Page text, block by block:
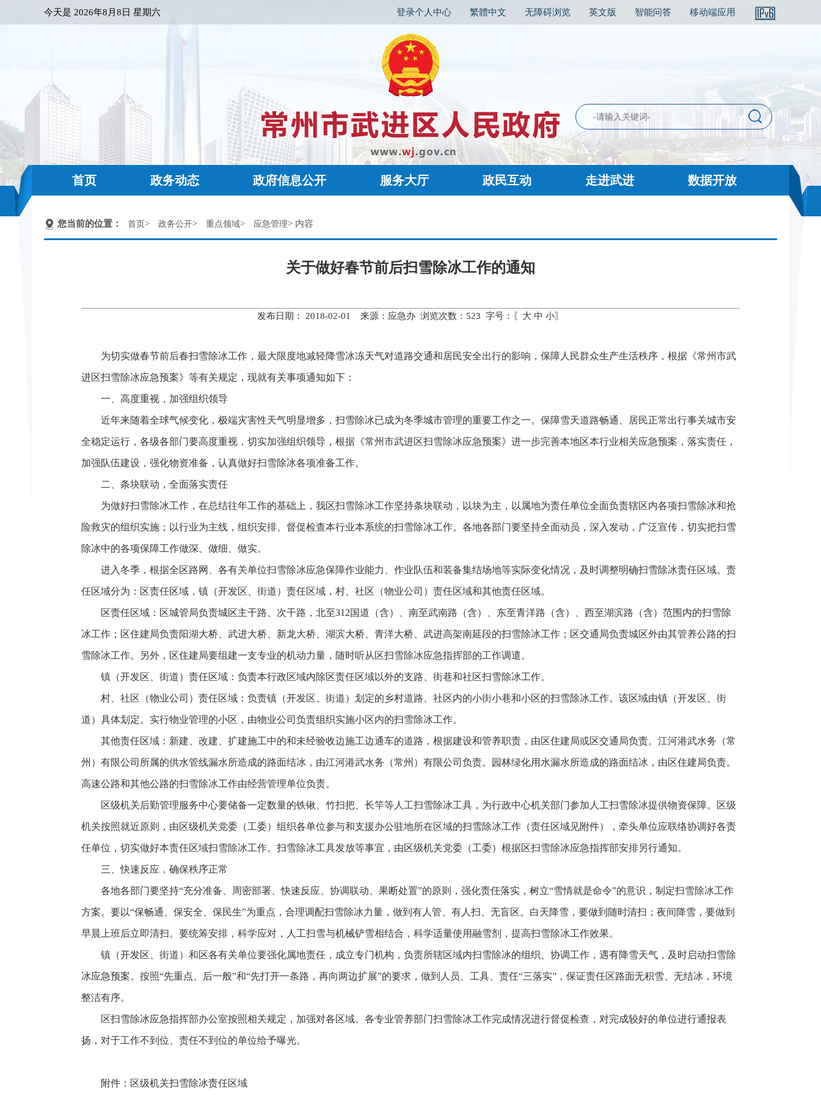
今天是 2026年8月8日 星期六 登录个人中心 繁體中文 无障碍浏览 英文版 智能问答 移动端应用
首页 政务动态 政府信息公开 服务大厅 政民互动 走进武进 数据开放
您当前的位置： 首页> 政务公开> 重点领域> 应急管理> 内容
关于做好春节前后扫雪除冰工作的通知
发布日期： 2018-02-01 来源：应急办 浏览次数： 523 字号：〖 大 中 小〗
为切实做春节前后春扫雪除冰工作，最大限度地减轻降雪冰冻天气对道路交通和居民安全出行的影响，保障人民群众生产生活秩序，根据《常州市武
进区扫雪除冰应急预案》等有关规定，现就有关事项通知如下：
一、高度重视，加强组织领导
近年来随着全球气候变化，极端灾害性天气明显增多，扫雪除冰已成为冬季城市管理的重要工作之一。保障雪天道路畅通、居民正常出行事关城市安
全稳定运行，各级各部门要高度重视，切实加强组织领导，根据《常州市武进区扫雪除冰应急预案》进一步完善本地区本行业相关应急预案，落实责任，
加强队伍建设，强化物资准备，认真做好扫雪除冰各项准备工作。
二、条块联动，全面落实责任
为做好扫雪除冰工作，在总结往年工作的基础上，我区扫雪除冰工作坚持条块联动，以块为主，以属地为责任单位全面负责辖区内各项扫雪除冰和抢
险救灾的组织实施；以行业为主线，组织安排、督促检查本行业本系统的扫雪除冰工作。各地各部门要坚持全面动员，深入发动，广泛宣传，切实把扫雪
除冰中的各项保障工作做深、做细、做实。
进入冬季，根据全区路网、各有关单位扫雪除冰应急保障作业能力、作业队伍和装备集结场地等实际变化情况，及时调整明确扫雪除冰责任区域。责
任区域分为：区责任区域，镇（开发区、街道）责任区域，村、社区（物业公司）责任区域和其他责任区域。
区责任区域：区城管局负责城区主干路、次干路，北至312国道（含）、南至武南路（含）、东至青洋路（含）、西至湖滨路（含）范围内的扫雪除
冰工作；区住建局负责阳湖大桥、武进大桥、新龙大桥、湖滨大桥、青洋大桥、武进高架南延段的扫雪除冰工作；区交通局负责城区外由其管养公路的扫
雪除冰工作。另外，区住建局要组建一支专业的机动力量，随时听从区扫雪除冰应急指挥部的工作调遣。
镇（开发区、街道）责任区域：负责本行政区域内除区责任区域以外的支路、街巷和社区扫雪除冰工作。
村、社区（物业公司）责任区域：负责镇（开发区、街道）划定的乡村道路、社区内的小街小巷和小区的扫雪除冰工作。该区域由镇（开发区、街
道）具体划定。实行物业管理的小区，由物业公司负责组织实施小区内的扫雪除冰工作。
其他责任区域：新建、改建、扩建施工中的和未经验收边施工边通车的道路，根据建设和管养职责，由区住建局或区交通局负责。江河港武水务（常
州）有限公司所属的供水管线漏水所造成的路面结冰，由江河港武水务（常州）有限公司负责。园林绿化用水漏水所造成的路面结冰，由区住建局负责。
高速公路和其他公路的扫雪除冰工作由经营管理单位负责。
区级机关后勤管理服务中心要储备一定数量的铁锹、竹扫把、长竿等人工扫雪除冰工具，为行政中心机关部门参加人工扫雪除冰提供物资保障。区级
机关按照就近原则，由区级机关党委（工委）组织各单位参与和支援办公驻地所在区域的扫雪除冰工作（责任区域见附件），牵头单位应联络协调好各责
任单位，切实做好本责任区域扫雪除冰工作。扫雪除冰工具发放等事宜，由区级机关党委（工委）根据区扫雪除冰应急指挥部安排另行通知。
三、快速反应，确保秩序正常
各地各部门要坚持“充分准备、周密部署、快速反应、协调联动、果断处置”的原则，强化责任落实，树立“雪情就是命令”的意识，制定扫雪除冰工作
方案。要以“保畅通、保安全、保民生”为重点，合理调配扫雪除冰力量，做到有人管、有人扫、无盲区。白天降雪，要做到随时清扫；夜间降雪，要做到
早晨上班后立即清扫。要统筹安排，科学应对，人工扫雪与机械铲雪相结合，科学适量使用融雪剂，提高扫雪除冰工作效果。
镇（开发区、街道）和区各有关单位要强化属地责任，成立专门机构，负责所辖区域内扫雪除冰的组织、协调工作，遇有降雪天气，及时启动扫雪除
冰应急预案。按照“先重点、后一般”和“先打开一条路，再向两边扩展”的要求，做到人员、工具、责任“三落实”，保证责任区路面无积雪、无结冰，环境
整洁有序。
区扫雪除冰应急指挥部办公室按照相关规定，加强对各区域、各专业管养部门扫雪除冰工作完成情况进行督促检查，对完成较好的单位进行通报表
扬，对于工作不到位、责任不到位的单位给予曝光。
附件：区级机关扫雪除冰责任区域